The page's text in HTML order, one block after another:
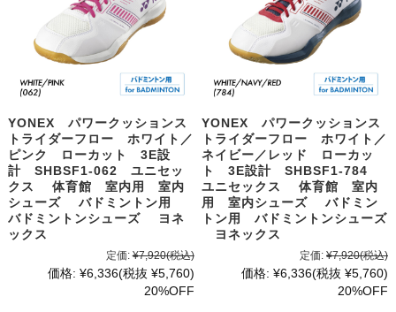
YONEX パワークッションス
トライダーフロー ホワイト／
ピンク ローカット 3E設
計 SHBSF1-062 ユニセッ
クス 体育館 室内用 室内
シューズ バドミントン用
バドミントンシューズ ヨネ
ックス
定価: ¥7,920(税込)
価格: ¥6,336(税抜 ¥5,760)
20%OFF
YONEX パワークッションス
トライダーフロー ホワイト／
ネイビー／レッド ローカッ
ト 3E設計 SHBSF1-784
ユニセックス 体育館 室内
用 室内シューズ バドミン
トン用 バドミントンシューズ
ヨネックス
定価: ¥7,920(税込)
価格: ¥6,336(税抜 ¥5,760)
20%OFF